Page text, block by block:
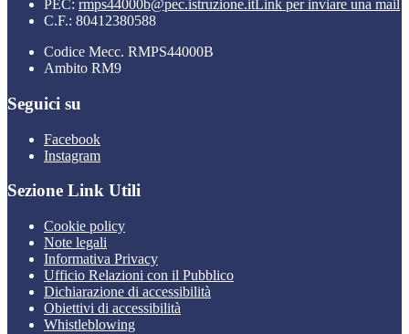
PEC: rmps44000b@pec.istruzione.itLink per inviare una mail
C.F.: 80412380588
Codice Mecc. RMPS44000B
Ambito RM9
Seguici su
Facebook
Instagram
Sezione Link Utili
Cookie policy
Note legali
Informativa Privacy
Ufficio Relazioni con il Pubblico
Dichiarazione di accessibilità
Obiettivi di accessibilità
Whistleblowing